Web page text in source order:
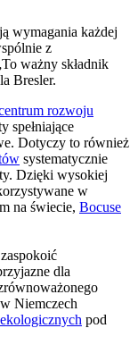
wymagania każdej
z
ważny składnik
Bresler.
rozwoju
spełniające
Dotyczy to również
systematycznie
Dzięki wysokiej
w
na świecie, Bocuse
dla
Niemczech
pod